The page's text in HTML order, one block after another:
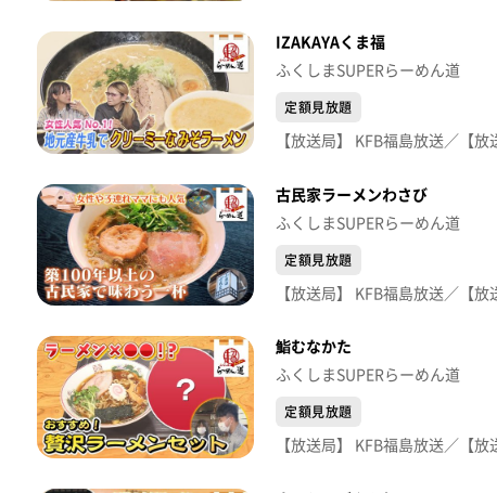
IZAKAYAくま福
ふくしまSUPERらーめん道
定額見放題
古民家ラーメンわさび
ふくしまSUPERらーめん道
定額見放題
鮨むなかた
ふくしまSUPERらーめん道
定額見放題